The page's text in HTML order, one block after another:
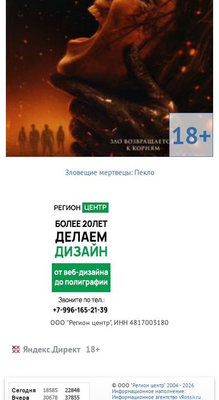
18+
Зловещие мертвецы: Пекло
ООО "Регион центр", ИНН 4817003180
Яндекс.Директ
© ООО "Регион центр" 2004 - 2026
Информационное наполнение:
Информационное агентство vRossii.ru